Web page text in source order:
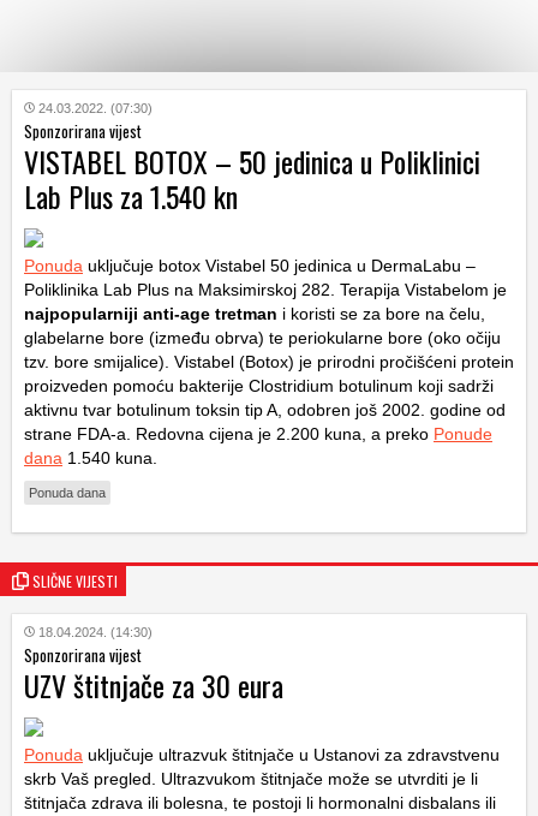
KATEGORIJE
HRVATSKI
WEB
24.03.2022. (07:30)
Sponzorirana vijest
VISTABEL BOTOX – 50 jedinica u Poliklinici
Lab Plus za 1.540 kn
Ponuda uključuje botox Vistabel 50 jedinica u DermaLabu –
Poliklinika Lab Plus na Maksimirskoj 282. Terapija Vistabelom je
najpopularniji anti-age tretman i koristi se za bore na čelu,
glabelarne bore (između obrva) te periokularne bore (oko očiju
tzv. bore smijalice). Vistabel (Botox) je prirodni pročišćeni protein
proizveden pomoću bakterije Clostridium botulinum koji sadrži
aktivnu tvar botulinum toksin tip A, odobren još 2002. godine od
strane FDA-a. Redovna cijena je 2.200 kuna, a preko Ponude
dana 1.540 kuna.
Ponuda dana
SLIČNE VIJESTI
18.04.2024. (14:30)
Sponzorirana vijest
UZV štitnjače za 30 eura
Ponuda uključuje ultrazvuk štitnjače u Ustanovi za zdravstvenu
skrb Vaš pregled. Ultrazvukom štitnjače može se utvrditi je li
štitnjača zdrava ili bolesna, te postoji li hormonalni disbalans ili